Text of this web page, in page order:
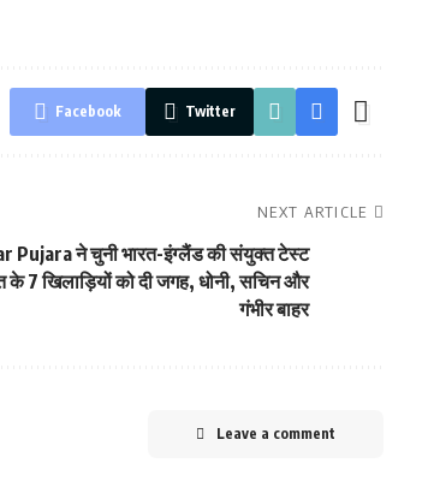
Facebook Twitter
NEXT ARTICLE
Pujara ने चुनी भारत-इंग्लैंड की संयुक्त टेस्ट
के 7 खिलाड़ियों को दी जगह, धोनी, सचिन और
गंभीर बाहर
Leave a comment